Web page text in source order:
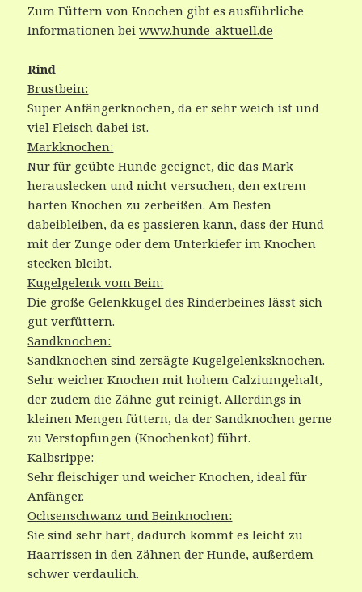
Zum Füttern von Knochen gibt es ausführliche
Informationen beiwww.hunde-aktuell.de
Rind
Brustbein:
Super Anfängerknochen, da er sehr weich ist und
viel Fleisch dabei ist.
Markknochen:
Nur für geübte Hunde geeignet, die das Mark
herauslecken und nicht versuchen, den extrem
harten Knochen zu zerbeißen. Am Besten
dabeibleiben, da es passieren kann, dass der Hund
mit der Zunge oder dem Unterkiefer im Knochen
stecken bleibt.
Kugelgelenk vom Bein:
Die große Gelenkkugel des Rinderbeines lässt sich
gut verfüttern.
Sandknochen:
Sandknochen sind zersägte Kugelgelenksknochen.
Sehr weicher Knochen mit hohem Calziumgehalt,
der zudem die Zähne gut reinigt. Allerdings in
kleinen Mengen füttern, da der Sandknochen gerne
zu Verstopfungen (Knochenkot) führt.
Kalbsrippe:
Sehr fleischiger und weicher Knochen, ideal für
Anfänger.
Ochsenschwanz und Beinknochen:
Sie sind sehr hart, dadurch kommt es leicht zu
Haarrissen in den Zähnen der Hunde, außerdem
schwer verdaulich.